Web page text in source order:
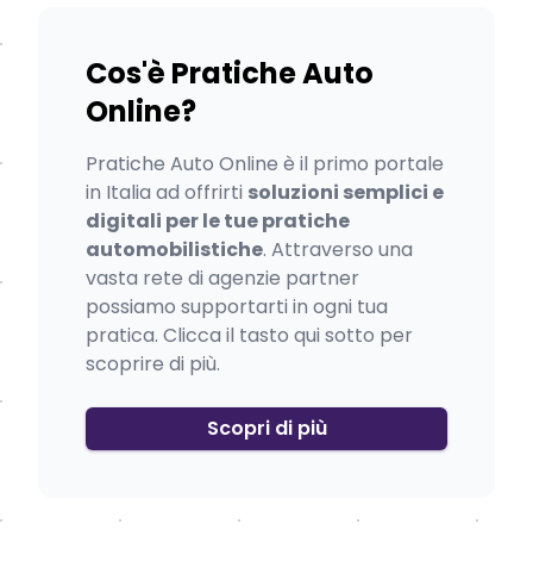
Cos'è Pratiche Auto
Online?
Pratiche Auto Online è il primo portale
in Italia ad offrirti soluzioni semplici e
digitali per le tue pratiche
automobilistiche. Attraverso una
vasta rete di agenzie partner
possiamo supportarti in ogni tua
pratica. Clicca il tasto qui sotto per
scoprire di più.
Scopri di più